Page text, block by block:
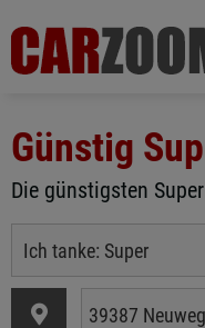
Günstig
Die günstigsten